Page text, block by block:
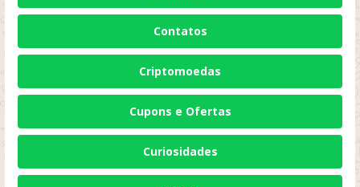
Contatos
Criptomoedas
Cupons e Ofertas
Curiosidades